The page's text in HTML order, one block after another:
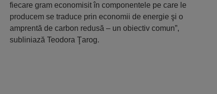
fiecare gram economisit în componentele pe care le
producem se traduce prin economii de energie şi o
amprentă de carbon redusă – un obiectiv comun”,
subliniază Teodora Ţarog.